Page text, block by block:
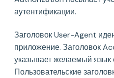
аутентификации.
Заголовок User-Agent
приложение. Заголовок
указывает желаемый язык
Пользовательские